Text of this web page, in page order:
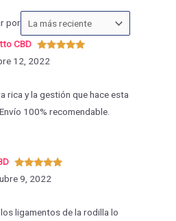
porOrdenar
las
Valorado
con
CBD
12, 2022
rica y la gestión que hace esta
100% recomendable.
Valorado
con5de 5
9, 2022
ligamentos de la rodilla lo